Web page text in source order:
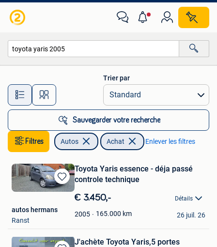
Toutes les distances…
Trier par
Sauvegarder votre recherche
Filtres Autos Achat Enlever les filtres
Sauvegarder
dans
Favoris
Toyota Yaris essence - déja passé
controle technique
€ 3.450,- Détails
2005 165.000 km
autos hermans
Ranst
26 juil. 26
J'achète Toyota Yaris,5 portes